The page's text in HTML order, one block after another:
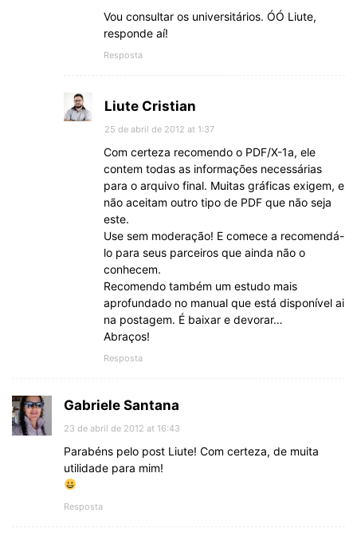
Vou consultar os universitários. ÓÓ Liute,
responde aí!
Resposta
Liute Cristian
25 de abril de 2012 at 1:37
Com certeza recomendo o PDF/X-1a, ele
contem todas as informações necessárias
para o arquivo final. Muitas gráficas exigem, e
não aceitam outro tipo de PDF que não seja
este.
Use sem moderação! E comece a recomendá-
lo para seus parceiros que ainda não o
conhecem.
Recomendo também um estudo mais
aprofundado no manual que está disponível ai
na postagem. É baixar e devorar…
Abraços!
Resposta
Gabriele Santana
23 de abril de 2012 at 16:43
Parabéns pelo post Liute! Com certeza, de muita
utilidade para mim!
Resposta